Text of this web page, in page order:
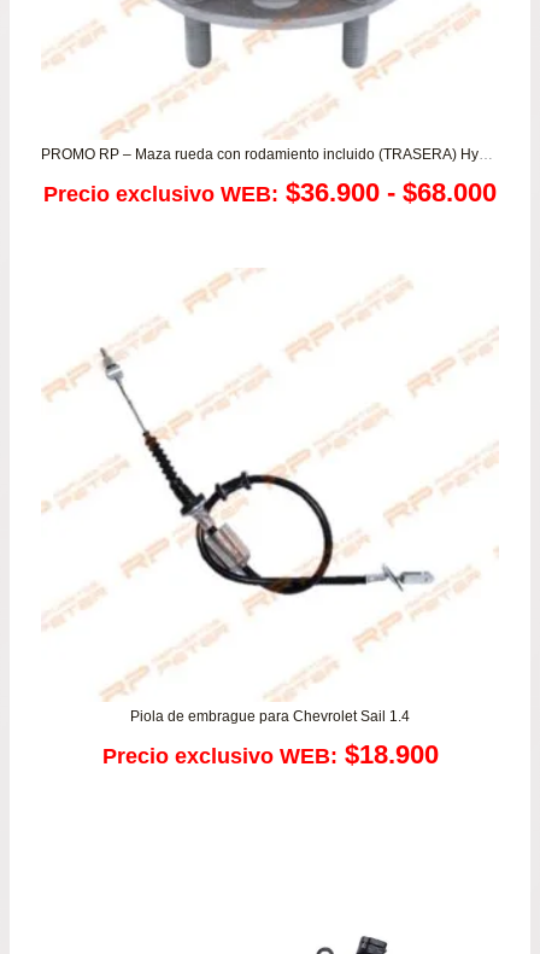
PROMO RP – Maza rueda con rodamiento incluido (TRASERA) Hyundai Accent RB – i20 / Kia Morning – Rio 3/4/5
Precio exclusivo WEB: $36.900 - $68.000
Piola de embrague para Chevrolet Sail 1.4
Precio exclusivo WEB: $18.900